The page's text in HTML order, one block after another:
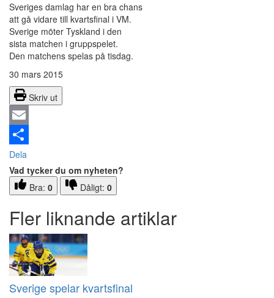
Sveriges damlag har en bra chans
att gå vidare till kvartsfinal i VM.
Sverige möter Tyskland i den
sista matchen i gruppspelet.
Den matchens spelas på tisdag.
30 mars 2015
Skriv ut
Email
Dela
Vad tycker du om nyheten?
Bra: 0 Dåligt: 0
Fler liknande artiklar
Sverige spelar kvartsfinal